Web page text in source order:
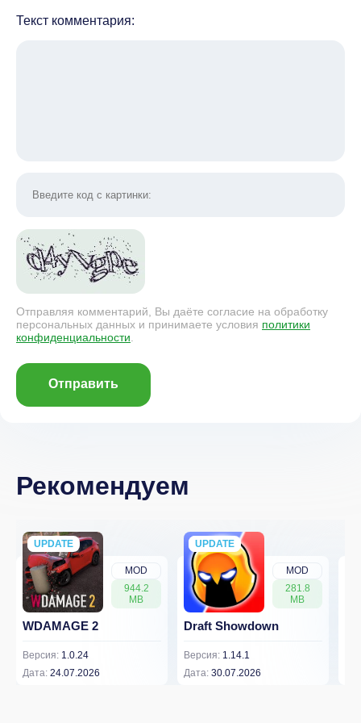
Текст комментария:
Отправляя комментарий, Вы даёте согласие на обработку
персональных данных и принимаете условия политики
конфиденциальности.
Отправить
Рекомендуем
MOD
944.2
MB
UPDATE
NEW
WDAMAGE 2
Версия: 1.0.24
Дата: 24.07.2026
MOD
281.8
MB
UPDATE
NEW
Draft Showdown
Версия: 1.14.1
Дата: 30.07.2026